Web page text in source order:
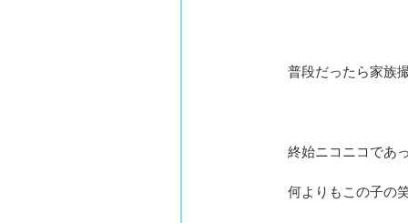
普段だったら家族
終始ニコニコであ
何よりもこの子の